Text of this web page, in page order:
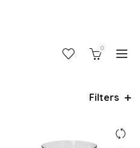
0
Filters